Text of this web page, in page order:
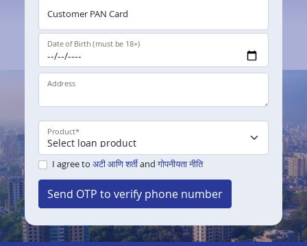
Customer PAN Card
Date of Birth (must be 18+)
Address
Product*
I agree to अटी आणि शर्तीand गोपनीयता नीति
Send OTP to verify phone number